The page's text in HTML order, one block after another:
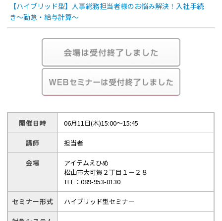
【ハイブリッド型】人事総務担当者様のお悩み解決！入社手続
き～勤怠・給与計算～
開催日時 06月11日(木)15:00～15:45
講師 担当者
会場
アイテムえひめ
松山市大可賀２丁目１－２８
TEL：089-953-0130
セミナー形式 ハイブリッド型セミナー